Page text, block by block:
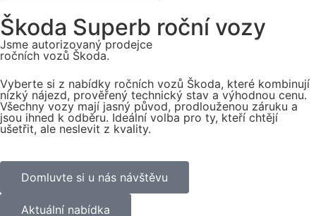
Škoda Superb roční vozy
Jsme autorizovaný prodejce
ročních vozů Škoda.
Vyberte si z nabídky ročních vozů Škoda, které kombinují
nízký nájezd, prověřený technický stav a výhodnou cenu.
Všechny vozy mají jasný původ, prodlouženou záruku a
jsou ihned k odběru. Ideální volba pro ty, kteří chtějí
ušetřit, ale neslevit z kvality.
Domluvte si u nás návštěvu
Aktuální nabídka